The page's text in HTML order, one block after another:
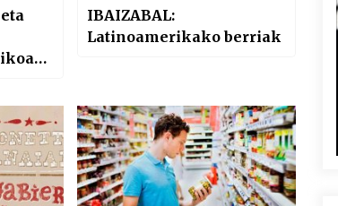
IBAIZABAL:
Latinoamerikako berriak